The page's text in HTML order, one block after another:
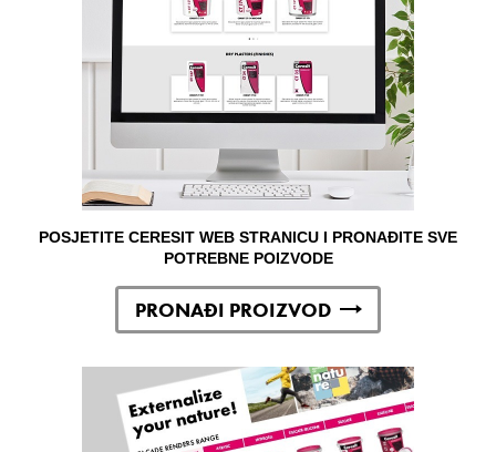
POSJETITE CERESIT WEB STRANICU I PRONAĐITE SVE
POTREBNE POIZVODE
PRONAĐI PROIZVOD